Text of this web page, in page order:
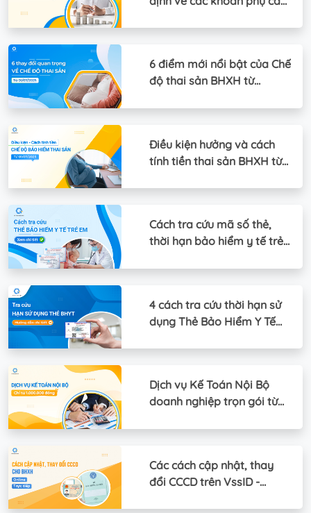
6 điểm mới nổi bật của Chế
độ thai sản BHXH từ
Điều kiện hưởng và cách
tính tiền thai sản BHXH từ
Cách tra cứu mã số thẻ,
thời hạn bảo hiểm y tế trẻ
4 cách tra cứu thời hạn sử
dụng Thẻ Bảo Hiểm Y Tế
Dịch vụ Kế Toán Nội Bộ
doanh nghiệp trọn gói từ
Các cách cập nhật, thay
đổi CCCD trên VssID -